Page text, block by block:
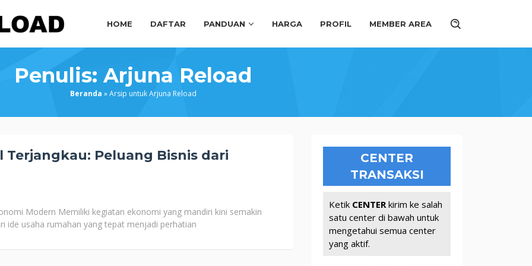
HOME DAFTAR PANDUAN HARGA PROFIL MEMBER AREA
Penulis: Arjuna Reload
Beranda »Arsip untuk Arjuna Reload
Terjangkau: Peluang Bisnis dari
Modern Memiliki kegiatan ekonomi yang mandiri kini semakin
ide usaha rumahan yang tepat menjadi perhatian
CENTER
TRANSAKSI
Ketik CENTERkirim ke salah
satu center di bawah untuk
mengetahui semua center
yang aktif.